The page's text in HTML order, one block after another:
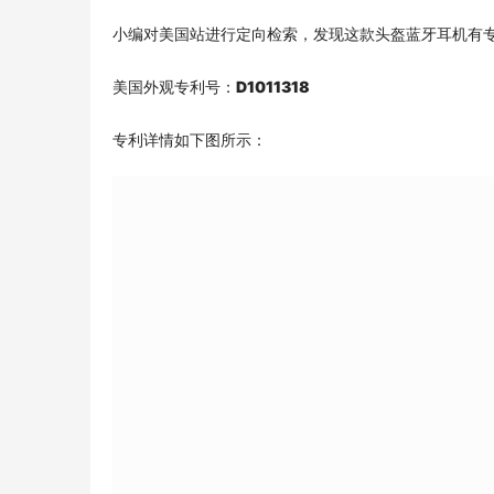
小编对美国站进行定向检索，发现这款头盔蓝牙耳机有
美国外观专利号： D1011318
专利详情如下图所示：